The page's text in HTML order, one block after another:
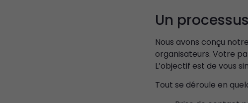
Un
Nous avons conçu
organisateurs. Votre
L’objectif est de vous
Tout se déroule en